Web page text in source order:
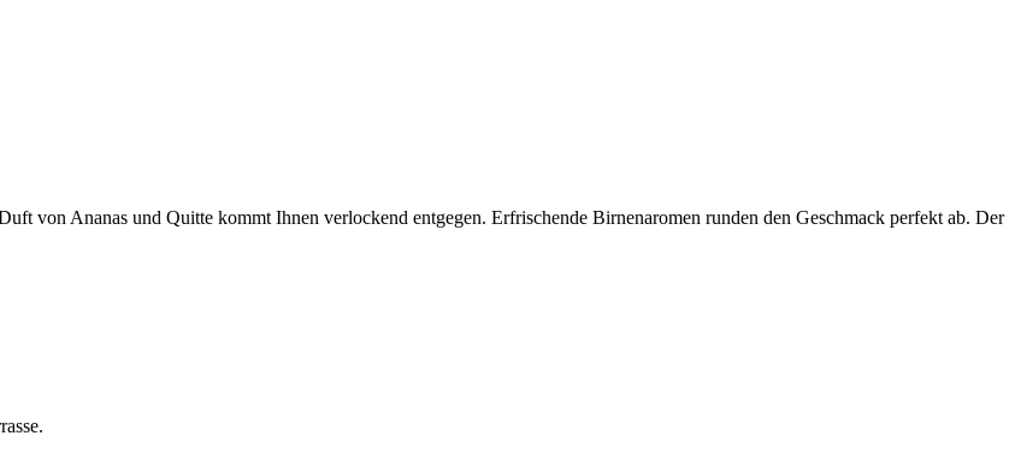
von Ananas und Quitte kommt Ihnen verlockend entgegen. Erfrischende Birnenaromen runden den Geschmack perfekt ab. Der